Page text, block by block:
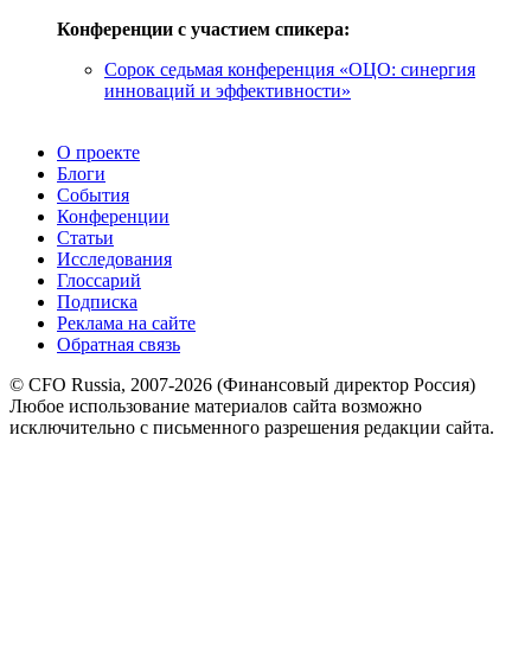
Конференции с участием спикера:
Сорок седьмая конференция «ОЦО: синергия
инноваций и эффективности»
О проекте
Блоги
События
Конференции
Статьи
Исследования
Глоссарий
Подписка
Реклама на сайте
Обратная связь
© CFO Russia, 2007-2026 (Финансовый директор Россия)
Любое использование материалов сайта возможно
исключительно с письменного разрешения редакции сайта.